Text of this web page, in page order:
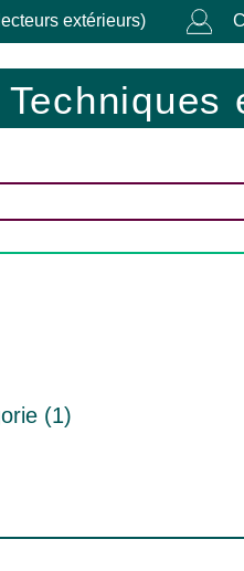
extérieurs)
(1)